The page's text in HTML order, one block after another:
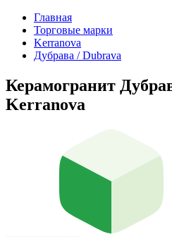
Главная
Торговые марки
Kerranova
Дубрава / Dubrava
Керамогранит
Kerranova